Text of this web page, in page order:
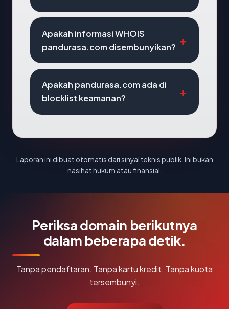
Apakah informasi WHOIS
pandurasa.com disembunyikan?
Apakah pandurasa.com ada di
blocklist keamanan?
Laporan ini dibuat otomatis dari sinyal teknis publik. Ini bukan
nasihat hukum atau finansial.
Periksa domain berikutnya
dalam beberapa detik.
Tanpa pendaftaran. Tanpa kartu kredit. Tanpa kuota
tersembunyi.